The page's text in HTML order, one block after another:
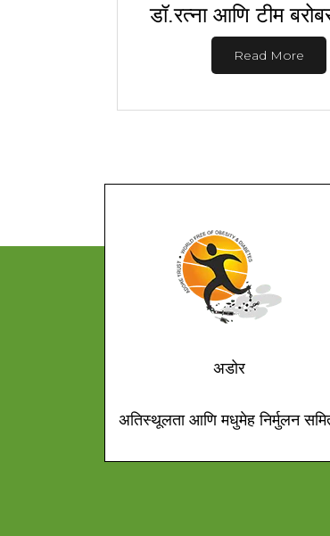
डॉ.रत्ना आणि टीम
Read More
अडोर
अतिस्थूलता आणि मधुमेह निर्मुलन